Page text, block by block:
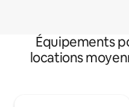
Équipements
locations